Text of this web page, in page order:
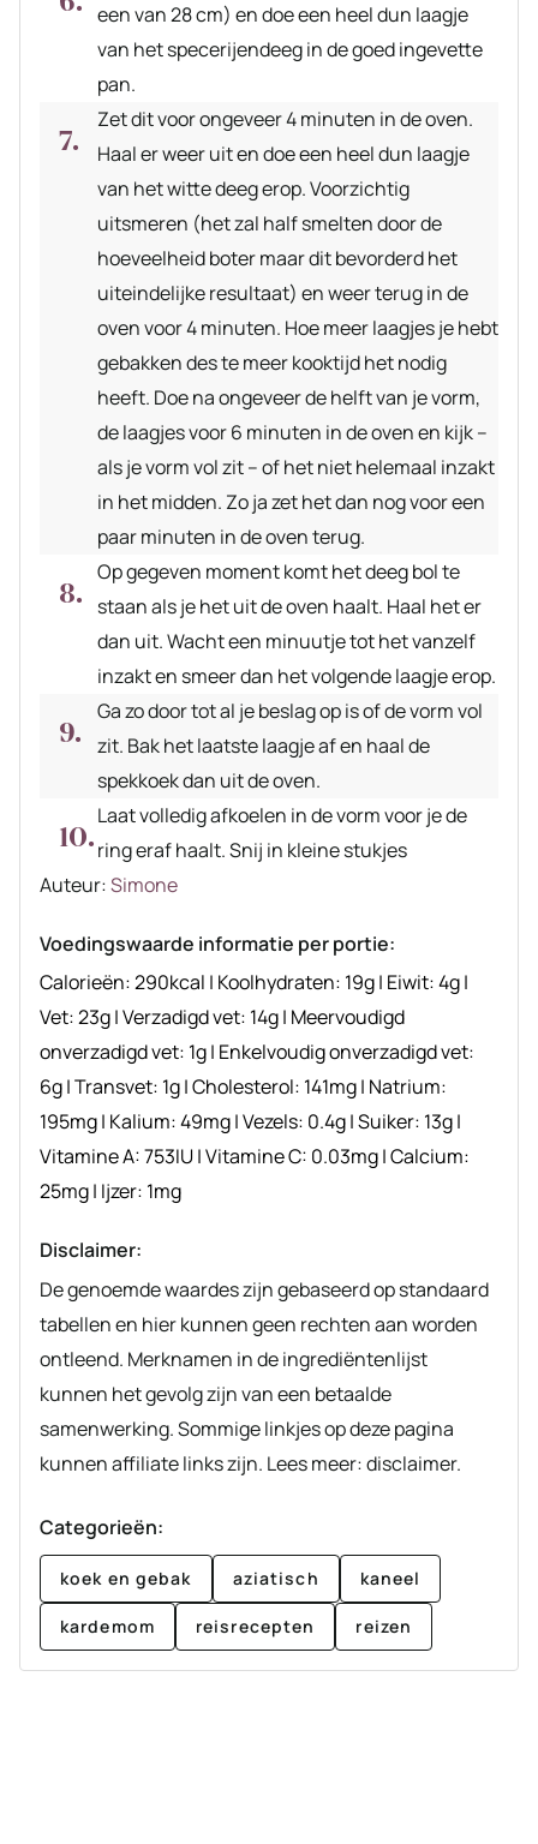
een van 28 cm) en doe een heel dun laagje
van het specerijendeeg in de goed ingevette
pan.
Zet dit voor ongeveer 4 minuten in de oven.
Haal er weer uit en doe een heel dun laagje
van het witte deeg erop. Voorzichtig
uitsmeren (het zal half smelten door de
hoeveelheid boter maar dit bevorderd het
uiteindelijke resultaat) en weer terug in de
oven voor 4 minuten. Hoe meer laagjes je hebt
gebakken des te meer kooktijd het nodig
heeft. Doe na ongeveer de helft van je vorm,
de laagjes voor 6 minuten in de oven en kijk –
als je vorm vol zit – of het niet helemaal inzakt
in het midden. Zo ja zet het dan nog voor een
paar minuten in de oven terug.
Op gegeven moment komt het deeg bol te
staan als je het uit de oven haalt. Haal het er
dan uit. Wacht een minuutje tot het vanzelf
inzakt en smeer dan het volgende laagje erop.
Ga zo door tot al je beslag op is of de vorm vol
zit. Bak het laatste laagje af en haal de
spekkoek dan uit de oven.
Laat volledig afkoelen in de vorm voor je de
ring eraf haalt. Snij in kleine stukjes
Auteur
Auteur:Simone
Voedingswaarde informatie per portie:
Calorieën:290kcal | Koolhydraten: 19g| Eiwit:4g|
Vet:23g|Verzadigd vet: 14g| Meervoudigd
onverzadigd vet: 1g| Enkelvoudig onverzadigd vet:
6g|Transvet: 1g|Cholesterol: 141mg| Natrium:
195mg| Kalium:49mg|Vezels: 0.4g|Suiker: 13g|
Vitamine A:753IU|Vitamine C: 0.03mg|Calcium:
25mg| Ijzer: 1mg
Disclaimer:
De genoemde waardes zijn gebaseerd op standaard
tabellen en hier kunnen geen rechten aan worden
ontleend. Merknamen in de ingrediëntenlijst
kunnen het gevolg zijn van een betaalde
samenwerking. Sommige linkjes op deze pagina
kunnen affiliate links zijn. Lees meer: disclaimer.
Categorieën:
koek en gebak aziatisch kaneel
kardemom reisrecepten reizen